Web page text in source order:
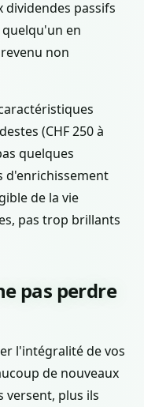
dividendes passifs
en
non
(CHF 250 à
quelques
d'enrichissement
de la vie
pas trop brillants
pas perdre
l'intégralité de vos
de nouveaux
versent, plus ils